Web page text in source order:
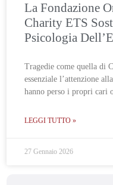
La Fondazione
Charity ETS
Psicologia
Tragedie come quella di
essenziale l’attenzione
hanno perso i propri cari
LEGGI TUTTO »
27 Gennaio 2026